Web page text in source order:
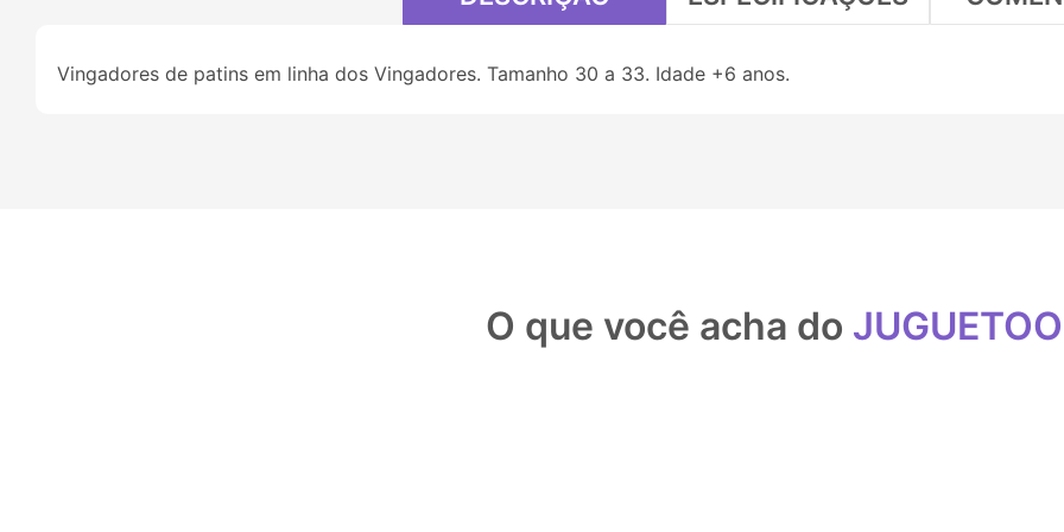
Vingadores de patins em linha dos Vingadores. Tamanho 30 a 33. Idade +6 anos.
O que você acha do